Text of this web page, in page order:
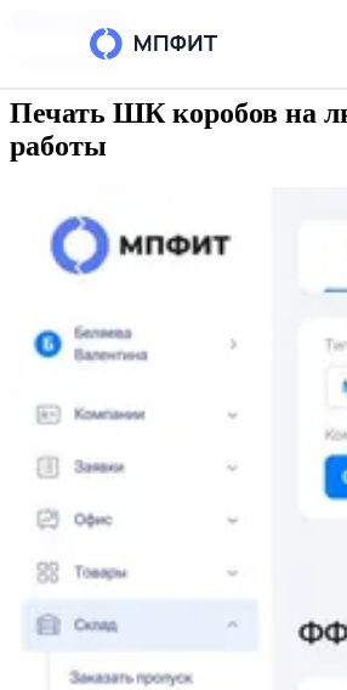
Возможности
Тарифы
Блог
2 июля 2025 г.
Печать ШК коробов на
работы